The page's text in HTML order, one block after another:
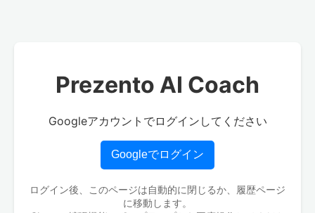
Prezento AI Coach
Googleアカウントでログインしてください
Googleでログイン
ログイン後、このページは自動的に閉じるか、履歴ページ
に移動します。